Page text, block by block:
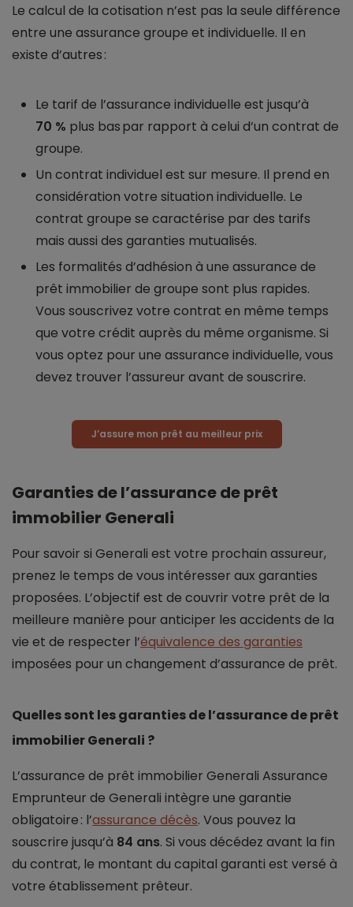
Le calcul de la cotisation n’est pas la seule différence
entre une assurance groupe et individuelle. Il en
existe d’autres :
Le tarif de l’assurance individuelle est jusqu’à
70 % plus bas par rapport à celui d’un contrat de
groupe.
Un contrat individuel est sur mesure. Il prend en
considération votre situation individuelle. Le
contrat groupe se caractérise par des tarifs
mais aussi des garanties mutualisés.
Les formalités d’adhésion à une assurance de
prêt immobilier de groupe sont plus rapides.
Vous souscrivez votre contrat en même temps
que votre crédit auprès du même organisme. Si
vous optez pour une assurance individuelle, vous
devez trouver l’assureur avant de souscrire.
J’assure mon prêt au meilleur prix
Garanties de l’assurance de prêt
immobilier Generali
Pour savoir si Generali est votre prochain assureur,
prenez le temps de vous intéresser aux garanties
proposées. L’objectif est de couvrir votre prêt de la
meilleure manière pour anticiper les accidents de la
vie et de respecter l’équivalence des garanties
imposées pour un changement d’assurance de prêt.
Quelles sont les garanties de l’assurance de prêt
immobilier Generali ?
L’assurance de prêt immobilier Generali Assurance
Emprunteur de Generali intègre une garantie
obligatoire : l’assurance décès. Vous pouvez la
souscrire jusqu’à 84 ans. Si vous décédez avant la fin
du contrat, le montant du capital garanti est versé à
votre établissement prêteur.